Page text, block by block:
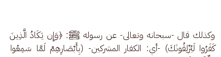
وكذلك قال -سبحانه وتعالى- عن رسوله ﷺ: ﴿وَإِن يَكَادُ الَّذِينَ
كَفَرُوا لَيُزْلِقُونَكَ) -أي: الكفار المشركين- (بِأَبْصَارِهِمْ لَمَّا سَمِعُوا